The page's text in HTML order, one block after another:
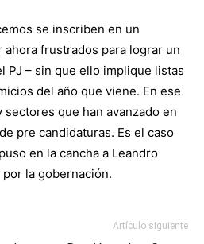
se inscriben en un
frustrados para lograr un
PJ – sin que ello implique listas
del año que viene. En ese
sectores que han avanzado en
pre candidaturas. Es el caso
en la cancha a Leandro
la gobernación.
Artículo siguiente